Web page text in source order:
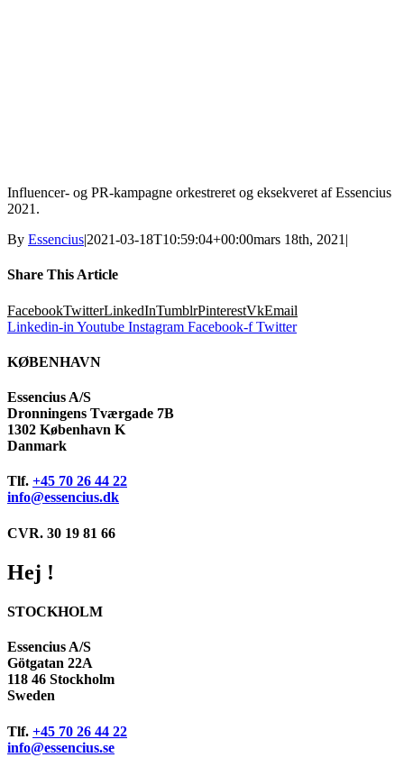
Influencer- og PR-kampagne orkestreret og eksekveret af Essencius
2021.
By Essencius|2021-03-18T10:59:04+00:00mars 18th, 2021 |
Share This Article
FacebookTwitterLinkedInTumblrPinterestVkEmail
Linkedin-in Youtube Instagram Facebook-f Twitter
KØBENHAVN
Essencius A/S
Dronningens Tværgade 7B
1302 København K
Danmark
Tlf. +45 70 26 44 22
info@essencius.dk
CVR. 30 19 81 66
Hej !
STOCKHOLM
Essencius A/S
Götgatan 22A
118 46 Stockholm
Sweden
Tlf. +45 70 26 44 22
info@essencius.se